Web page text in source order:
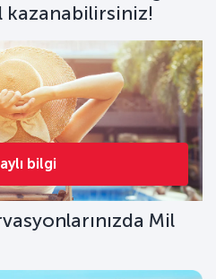
kazanabilirsiniz!
bilgi
Mil